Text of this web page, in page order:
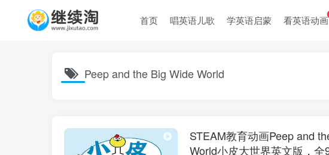
首页 唱英语儿歌 学英语启蒙 看英语动画
Peep and the Big Wide World
STEAM教育动画Peep and
World小皮大世界英文版，全